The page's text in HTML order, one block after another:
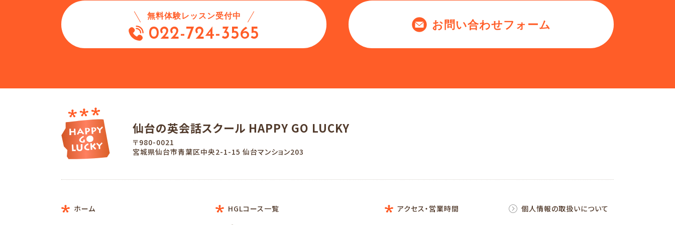
無料体験レッスン受付中
022-724-3565 お問い合わせフォーム
仙台の英会話スクール HAPPY GO LUCKY
〒980-0021
宮城県仙台市青葉区中央2-1-15 仙台マンション203
ホーム HGLコース一覧 アクセス・営業時間 個人情報の取扱いについて